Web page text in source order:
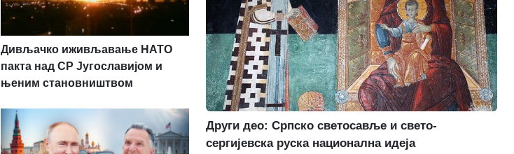
Дивљачко иживљавање НАТО
пакта над СР Југославијом и
њеним становништвом
Други део: Српско светосавље и свето-
сергијевска руска национална идеја